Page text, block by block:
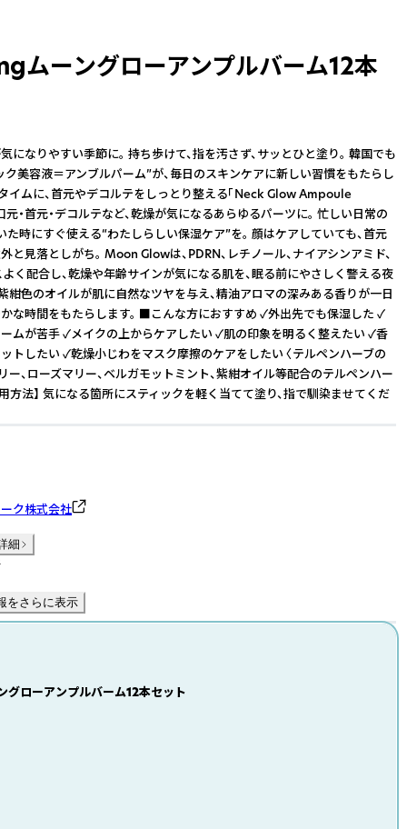
ムーングローアンプルバーム12本
になりやすい季節に。 持ち歩けて、指を汚さず、サッとひと塗り。 韓国でも
ク美容液＝アンブルパーム”が、毎日のスキンケアに新しい習慣をもたらし
イムに、首元やデコルテをしっとり整える「Neck Glow Ampoule
元・首元・デコルテなど、乾燥が気になるあらゆるパーツに。 忙しい日常の
た時にすぐ使える“わたしらしい保湿ケア”を。 顔はケアしていても、首元
と見落としがち。 Moon Glowは、PDRN、レチノール、ナイアシンアミド、
く配合し、乾燥や年齢サインが気になる肌を、眠る前にやさしく警える夜
紺色のオイルが肌に自然なツヤを与え、精油アロマの深みある香りが一日
な時間をもたらします。 ■こんな方におすすめ ✓外出先でも保湿した ✓
ムが苦手 ✓メイクの上からケアしたい ✓肌の印象を明るく整えたい ✓香
トしたい ✓乾燥小じわをマスク摩擦のケアをしたい 〈テルペンハーブの
ー、ローズマリー、ベルガモットミント、紫紺オイル等配合のテルペンハー
方法】 気になる箇所にスティックを軽く当てて塗り、指で馴染ませてくだ
ク株式会社
細
をさらに表示
ローアンプルバーム12本セット